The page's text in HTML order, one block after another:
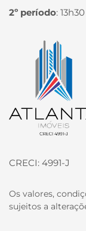
2º período:
Página inicial
CRECI: 4991-J
Os valores,
sujeitos a